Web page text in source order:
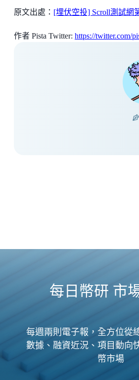
原文出處： [埋伏空投] Scroll測試網
作者 Pista Twitter: https://twitter.com/
每日幣研 市
每週兩則電子報，全方位從
數據、融資近況、項目動向
幣市場